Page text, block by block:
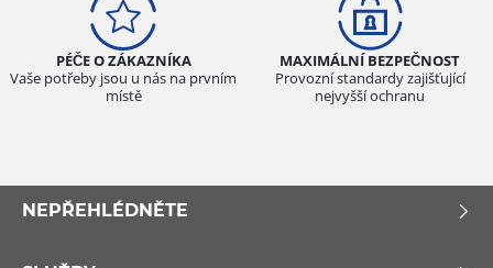
Všechny typy (0)
Osobní vůz (0)
4x4 (0)
Zemědělská technika (0)
PÉČE O ZÁKAZNÍKA
Vaše potřeby jsou u nás na prvním
místě
MAXIMÁLNÍ BEZPEČNOST
Provozní standardy zajišťující
nejvyšší ochranu
NEPŘEHLÉDNĚTE